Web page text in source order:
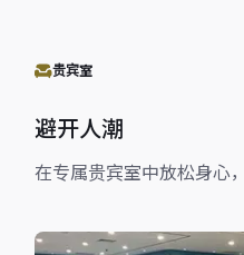
贵宾室
避开人潮
在专属贵宾室中放松身心